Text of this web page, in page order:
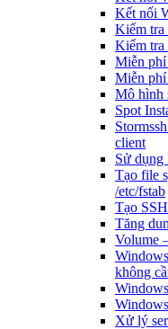
Kết nối
Kiểm tra
Kiểm tra
Miễn phí
Miễn phí
Mô hình
Spot
client
Sử dụng
Tạo file
/etc/fstab
Tạo
Tăng
Volume
không
Xử lý